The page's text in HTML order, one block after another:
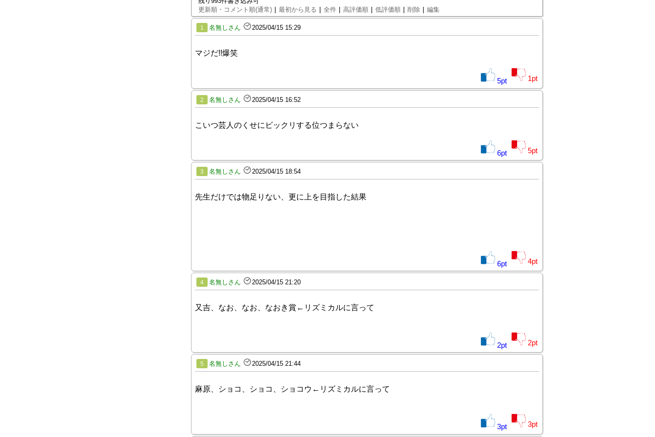
更新順・コメント順(通常) | 最初から見る | 全件 | 高評価順 | 低評価順 | 削除 | 編集
1 名無しさん 2025/04/15 15:29
マジだ!!爆笑
5pt 1pt
2 名無しさん 2025/04/15 16:52
こいつ芸人のくせにビックリする位つまらない
6pt 5pt
3 名無しさん 2025/04/15 18:54
先生だけでは物足りない、更に上を目指した結果
6pt 4pt
4 名無しさん 2025/04/15 21:20
又吉、なお、なお、なおき賞←リズミカルに言って
2pt 2pt
5 名無しさん 2025/04/15 21:44
麻原、ショコ、ショコ、ショコウ←リズミカルに言って
3pt 3pt